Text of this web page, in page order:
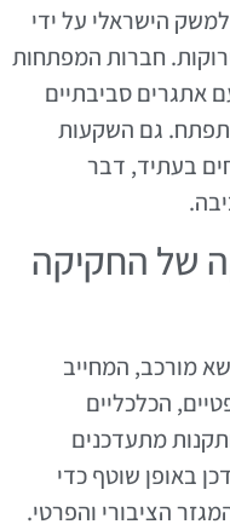
הישראלי על ידי
חברות המפתחות
אתגרים סביבתיים
גם השקעות
בעתיד, דבר
של החקיקה
מורכב, המחייב
הכלכליים
מתעדכנים
באופן שוטף כדי
הציבורי והפרטי.